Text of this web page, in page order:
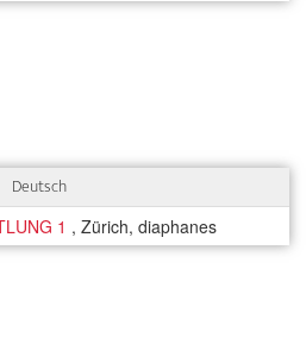
Deutsch
1 , Zürich, diaphanes